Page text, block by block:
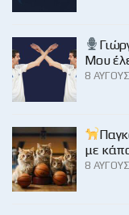
Μου
8
με
8